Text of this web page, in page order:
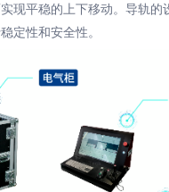
现平稳的上下移动。导轨的
定性和安全性。